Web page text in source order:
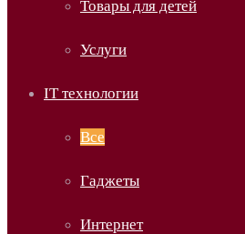
Товары для детей
Услуги
IT технологии
Все
Гаджеты
Интернет